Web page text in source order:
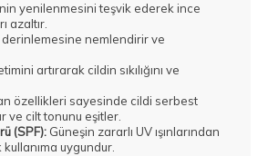
yenilenmesini teşvik ederek ince
azaltır.
derinlemesine nemlendirir ve
artırarak cildin sıkılığını ve
özellikleri sayesinde cildi serbest
ve cilt tonunu eşitler.
(SPF): Güneşin zararlı UV ışınlarından
uygundur.